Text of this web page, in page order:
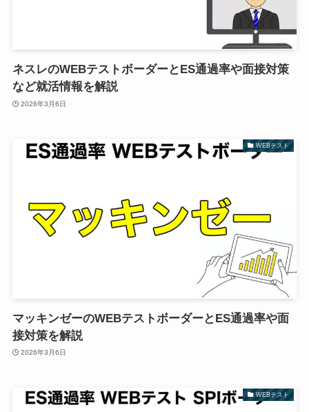
ネスレのWEBテストボーダーとES通過率や面接対策
など就活情報を解説
2026年3月6日
WEBテスト
マッキンゼーのWEBテストボーダーとES通過率や面
接対策を解説
2026年3月6日
WEBテスト